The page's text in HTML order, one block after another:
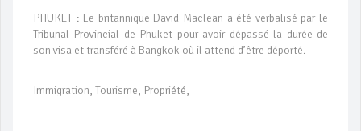
PHUKET : Le britannique David Maclean a été verbalisé par le
Tribunal Provincial de Phuket pour avoir dépassé la durée de
son visa et transféré à Bangkok où il attend d’être déporté.
Immigration, Tourisme, Propriété,